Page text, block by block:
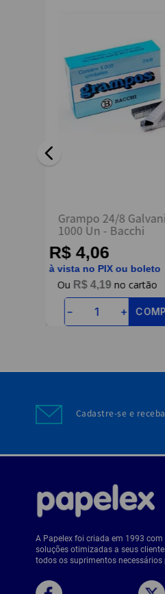
Grampo 24/8
1000 Un - Bacchi
R$ 4,06
à vista no PIX ou boleto
R$ 4,19
＋
－
Cadastre-se e
A Papelex foi criada em 1993
soluções otimizadas a seus
todos os suprimentos